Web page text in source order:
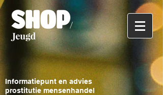
Informatiepunt en advies
prostitutie mensenhandel